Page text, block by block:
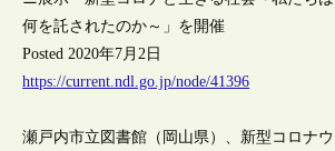
何を託されたのか～」を開催
Posted 2020年7月2日
https://current.ndl.go.jp/node/41396
瀬戸内市立図書館（岡山県）、新型コロナウ